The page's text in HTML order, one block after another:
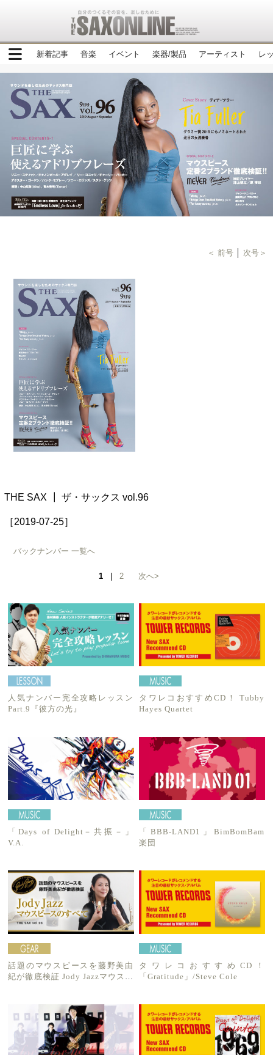
新着記事 音楽 イベント 楽器/製品 アーティスト レ
＜ 前号 次号＞
THE SAX ┃ ザ・サックス vol.96
［2019-07-25］
バックナンバー 一覧へ
1 | 2 次へ>
人気ナンバー完全攻略レッスン
Part.9『彼方の光』
タワレコおすすめCD！ Tubby
Hayes Quartet
「Days of Delight－共振－」
V.A.
「BBB-LAND1」BimBomBam
楽団
話題のマウスピースを藤野美由
紀が徹底検証 Jody Jazzマウスピ
タワレコおすすめCD！
「Gratitude」/Steve Cole